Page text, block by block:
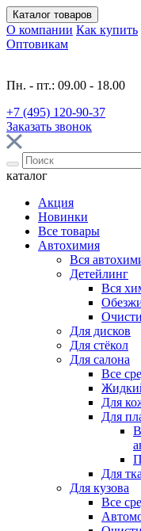
Каталог товаров
О компании Как купить
Оптовикам
Пн. - пт.: 09.00 - 18.00
+7 (495) 120-90-37
Заказать звонок
каталог
Акция
Новинки
Все товары
Автохимия
Вся
Детейлинг
Вся
Для дисков
Для стёкол
Для салона
Все
Для
Для
Для
Для кузова
Все